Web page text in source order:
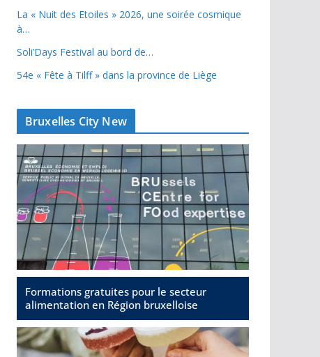
La « Nuit des Etoiles » 2026, une soirée cosmique
à…
Soli’Days Festival au bord de…
54e « Fête à Tilff » dans la province de Liège
Bruxelles City New
Formations gratuites pour le secteur
alimentation en Région bruxelloise